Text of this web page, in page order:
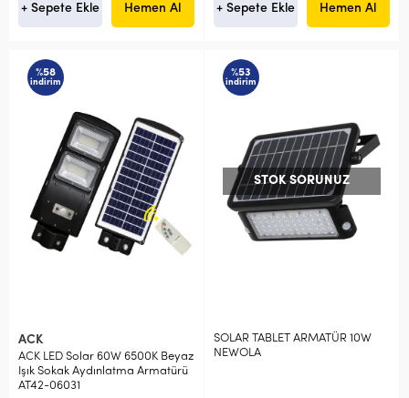
+ Sepete Ekle Hemen Al + Sepete Ekle Hemen Al
%58
indirim
ACK
ACK LED Solar 60W 6500K Beyaz
Işık Sokak Aydınlatma Armatürü
AT42-06031
%53
indirim
STOK SORUNUZ
SOLAR TABLET ARMATÜR 10W
NEWOLA